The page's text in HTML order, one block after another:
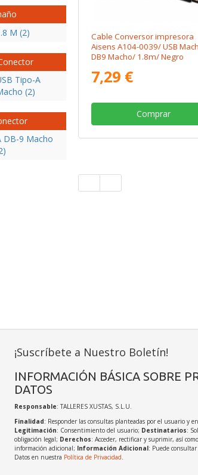
M (2)
Tipo-A
(2)
DB-9 Macho
Cable Conversor impresora
Aisens A104-0039/ USB
DB9 Macho/ 1.8m/ Negro
7,29 €
Comprar
¡Suscríbete a Nuestro Boletín!
INFORMACIÓN BÁSICA SOBRE
DATOS
Responsable: TALLERES XUSTAS, S.L.U.
Finalidad: Responder las consultas planteadas por el usuario y
Legitimación: Consentimiento del usuario; Destinatarios:
obligación legal; Derechos: Acceder, rectificar y suprimir, así
información adicional; Información Adicional: Puede
Datos en nuestra Política de Privacidad.